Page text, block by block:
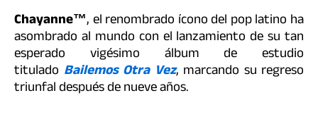
Chayanne™, el renombrado ícono del pop latino ha
asombrado al mundo con el lanzamiento de su tan
esperado vigésimo álbum de estudio
titulado Bailemos Otra Vez, marcando su regreso
triunfal después de nueve años.